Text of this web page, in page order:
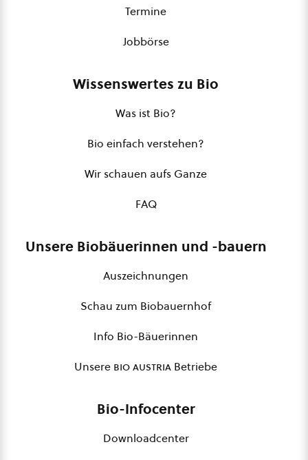
Termine
Jobbörse
Wissenswertes zu Bio
Was ist Bio?
Bio einfach verstehen?
Wir schauen aufs Ganze
FAQ
Unsere Biobäuerinnen und -bauern
Auszeichnungen
Schau zum Biobauernhof
Info Bio-Bäuerinnen
Unsere bio austria Betriebe
Bio-Infocenter
Downloadcenter